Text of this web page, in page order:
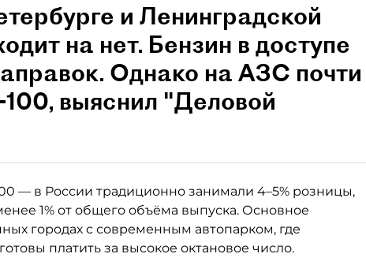
и Ленинградской
на нет. Бензин в доступе
Однако на АЗС почти
выяснил "Деловой
— в России традиционно занимали 4–5% розницы,
1% от общего объёма выпуска. Основное
городах с современным автопарком, где
платить за высокое октановое число.